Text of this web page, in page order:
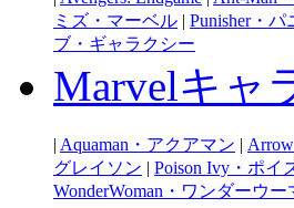
ミズ・マーベル | Punisher・
ブ・ギャラクシー
Marvelキャ
| Aquaman・アクアマン |
グレイソン | Poison Ivy・ポイ
WonderWoman・ワンダーウー